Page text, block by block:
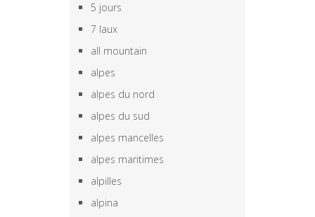
5 jours
7 laux
all mountain
alpes
alpes du nord
alpes du sud
alpes mancelles
alpes maritimes
alpilles
alpina